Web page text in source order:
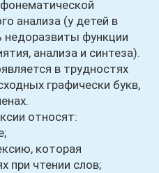
анализа (у детей в
недоразвиты функции
анализа и синтеза).
в трудностях
графически букв,
относят:
которая
при чтении слов;